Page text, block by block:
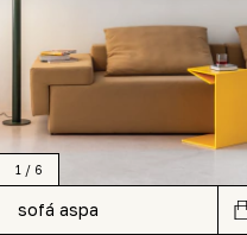
1/ 6
sofá aspa